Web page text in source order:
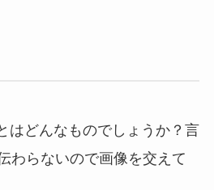
はどんなものでしょうか？言
わらないので画像を交えて